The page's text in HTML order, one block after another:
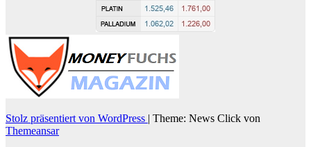
Stolz präsentiert von WordPress | Theme: News Click von
Themeansar